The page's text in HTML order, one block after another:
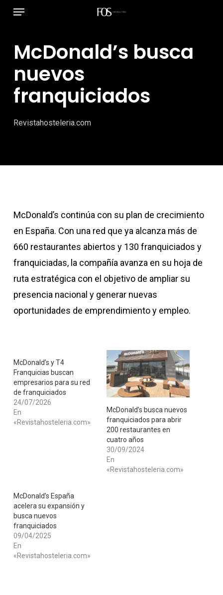
principal
Menú
McDonald’s busca
nuevos
franquiciados
Revistahosteleria.com
McDonald’s continúa con su plan de crecimiento
en España. Con una red que ya alcanza más de
660 restaurantes abiertos y 130 franquiciados y
franquiciadas, la compañía avanza en su hoja de
ruta estratégica con el objetivo de ampliar su
presencia nacional y generar nuevas
oportunidades de emprendimiento y empleo.
McDonald’s y T4
Franquicias buscan
empresarios para su red
de franquiciados
24/07/2026
En
«Revistahosteleria.com»
McDonald’s busca nuevos
franquiciados para abrir
200 restaurantes en
cuatro años
30/09/2024
En
«Revistahosteleria.com»
McDonald’s España
acelera su expansión y
busca nuevos
franquiciados
09/04/2025
En
«Revistahosteleria.com»